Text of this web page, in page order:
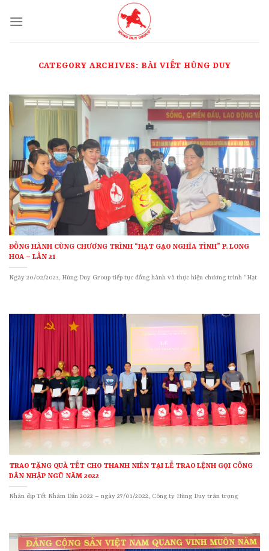
CATEGORY ARCHIVES: BÀI VIẾT HÙNG DUY
ĐỒNG HÀNH CÙNG CHƯƠNG TRÌNH “HẠT GẠO NGHĨA TÌNH” P. LONG
HOA – LẦN 21
Ngày 20/02/2023, Hùng Duy Group tiếp tục đồng hành và thực hiện chương trình “Hạt
TRAO TẶNG QUÀ TẾT CHO THANH NIÊN TẠI LỄ TRAO LỆNH GỌI CÔNG
DÂN NHẬP NGŨ NĂM 2022
Nhân dịp Tết Nhâm Dần 2022 – ngày 27/01/2022, Công ty Hùng Duy trân trọng